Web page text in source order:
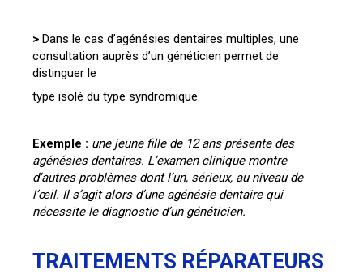
> Dans le cas d’agénésies dentaires multiples, une
consultation auprès d’un généticien permet de
distinguer le
type isolé du type syndromique.
Exemple : une jeune fille de 12 ans présente des
agénésies dentaires. L’examen clinique montre
d’autres problèmes dont l’un, sérieux, au niveau de
l’œil. Il s’agit alors d’une agénésie dentaire qui
nécessite le diagnostic d’un généticien.
TRAITEMENTS RÉPARATEURS